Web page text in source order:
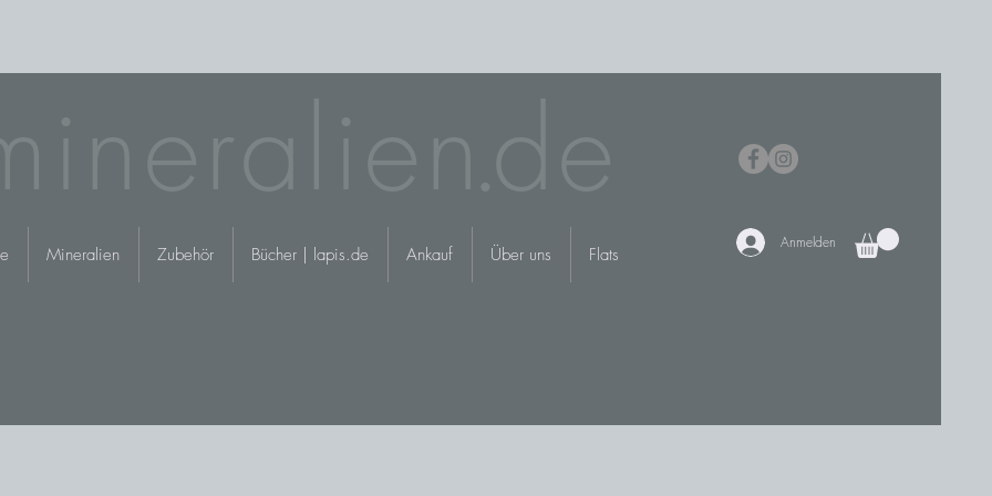
Mineralien Zubehör Bücher | lapis.de Ankauf Über uns Flats
Anmelden